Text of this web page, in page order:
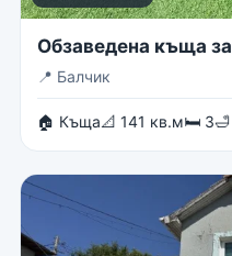
Обзаведена къща
📍 Балчик
🏠 Къща📐 141 кв.м🛏 3